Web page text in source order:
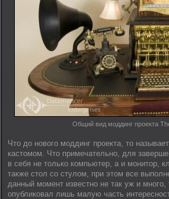
Общий вид моддинг проекта
Что до нового моддинг проекта, то
кастомом. Что примечательно, для
в себя не только компьютер, а и монитор,
также стол со стулом, при этом все
данный момент известно не так уж и
опубликовал лишь малую часть